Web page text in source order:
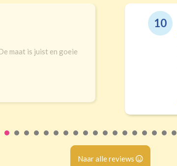
maat is juist en goeie
10
Naar alle reviews